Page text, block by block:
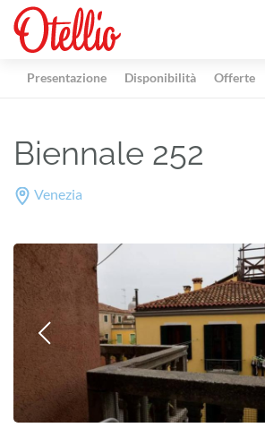
Presentazione Disponibilità Offerte
Biennale 252
Venezia